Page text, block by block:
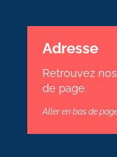
Adresse
Retrouvez
de page.
Aller en bas de